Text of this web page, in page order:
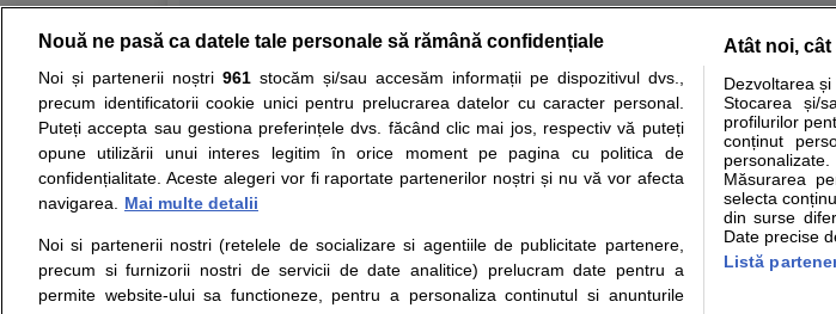
Resurse: Autoevaluare simptome Interpretare analize Specialitati medicale
Opiniile avizate ale medicilor, sfaturile si orice alte informatii despre sanatate disponibile pe
nici diagnosticul stabilit in urma investigatiilor si analizelor medicale. Va sfatuim, ca pe langa
ii punem la dispozitie pentru programare in sistemul de programari la medic Clickmed.
Despre noi
Contact
Intrebari frecvente
Termeni si conditii
Politica de
confidentialitate
Drepturile consumatorului
Protectia consumatorilor -
ANPC
Solutionarea Alternativa a
Nouă ne pasă ca datele tale personale să rămână confidențiale
Noi și partenerii noștri 961stocăm și/sau accesăm informații pe dispozitivul dvs.,
precum identificatorii cookie unici pentru prelucrarea datelor cu caracter personal.
Puteți accepta sau gestiona preferințele dvs. făcând clic mai jos, respectiv vă puteți
opune utilizării unui interes legitim în orice moment pe pagina cu politica de
confidențialitate. Aceste alegeri vor fi raportate partenerilor noștri și nu vă vor afecta
navigarea.
Mai multe detalii
Noi si partenerii nostri (retelele de socializare si agentiile de publicitate partenere,
precum si furnizorii nostri de servicii de date analitice) prelucram date pentru a
permite website-ului sa functioneze, pentru a personaliza continutul si anunturile
Atât noi,
Dezvoltarea
Stocarea și/
profilurilor
conținut
Măsurarea
selecta
din surse
Date precise
Listă